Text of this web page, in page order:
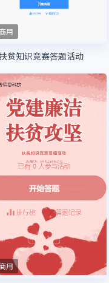
用
贫知识竞赛答题活动
用